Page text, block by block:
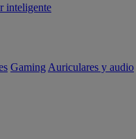
inteligente
Gaming Auriculares y audio